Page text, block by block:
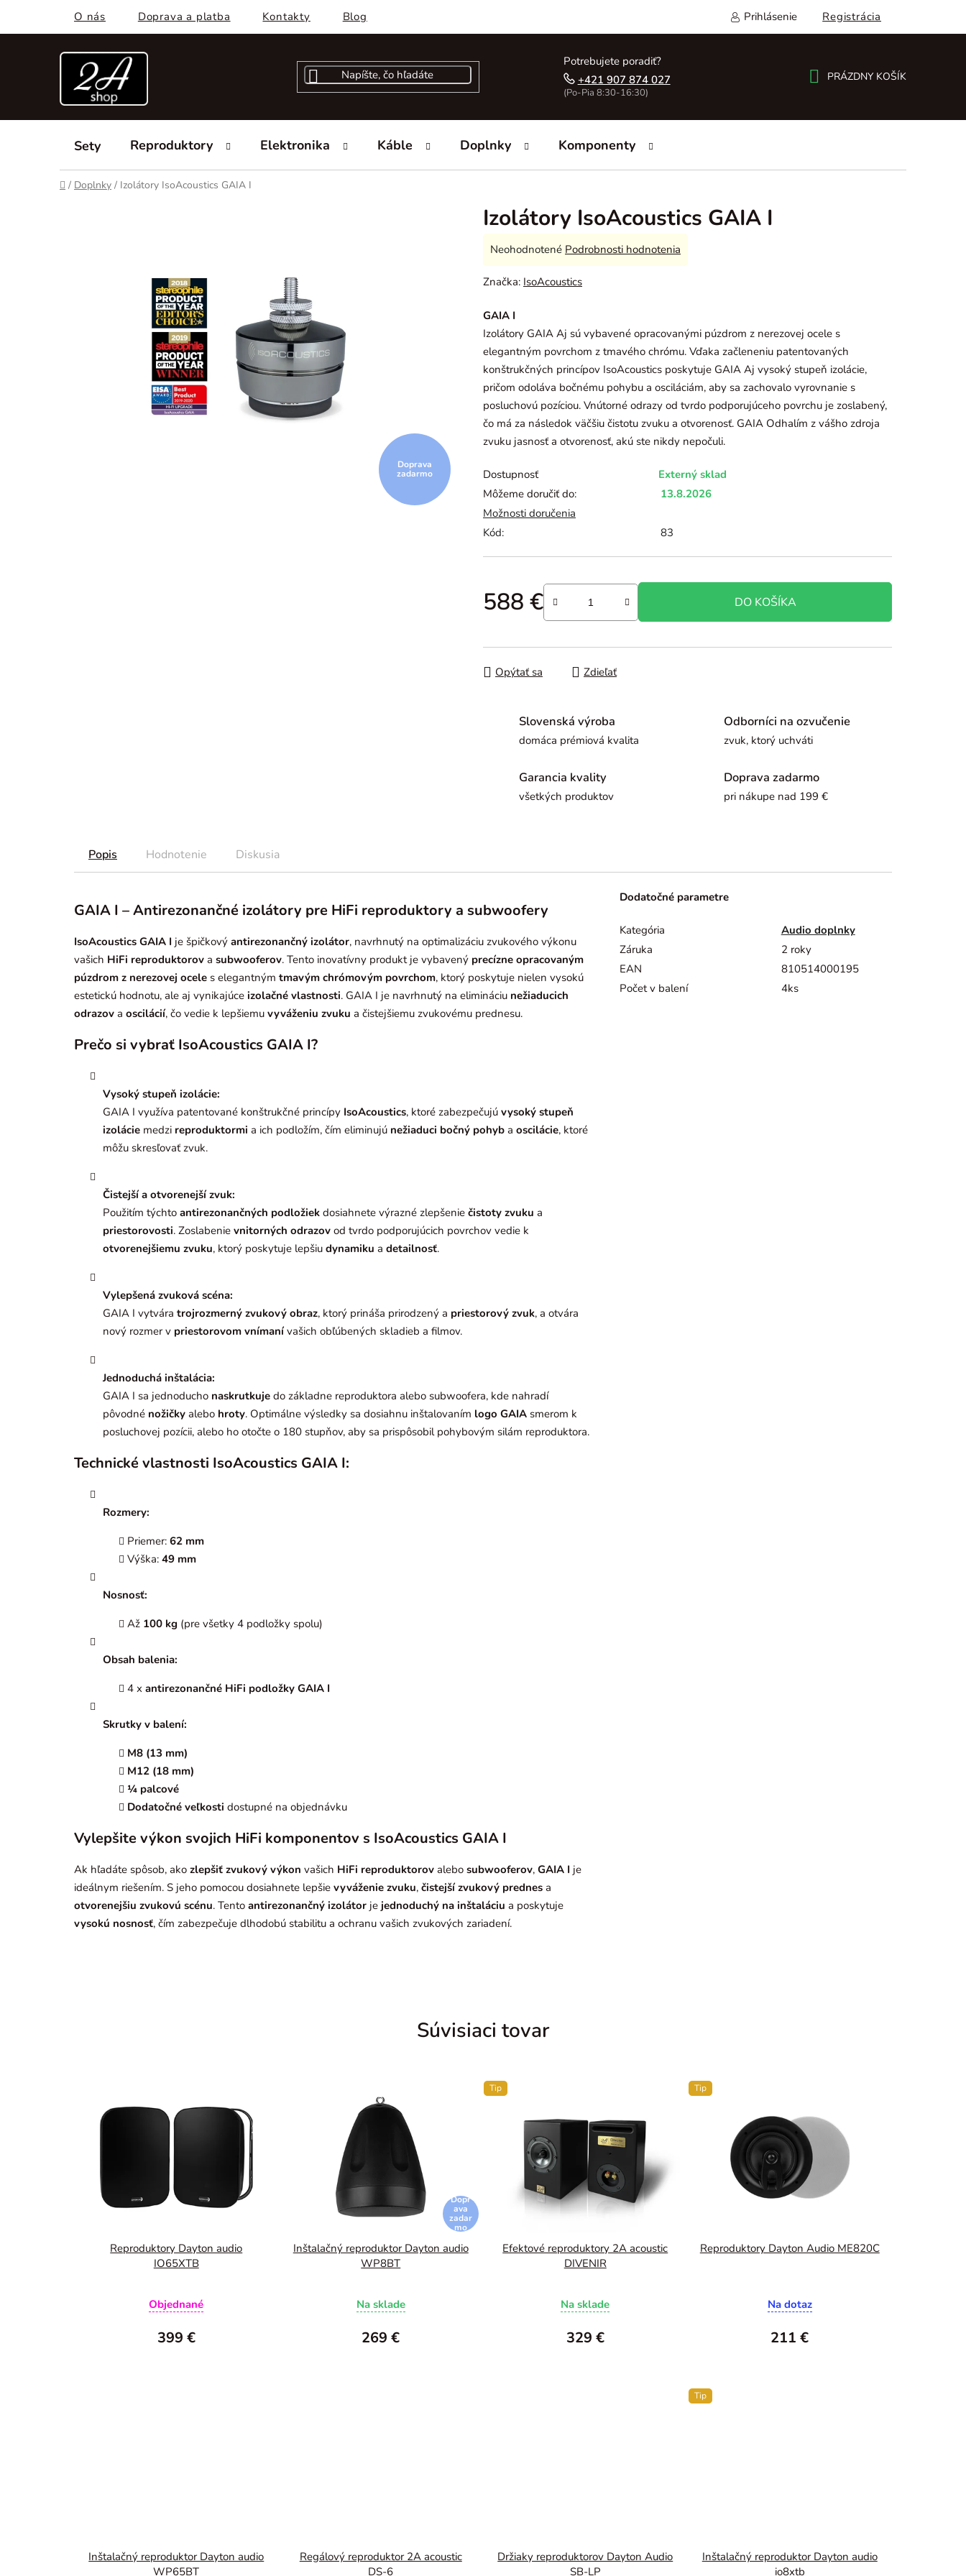
obsah
O nás Doprava a platba Kontakty Blog Prihlásenie Registrácia
Potrebujete poradiť?
+421 907 874 027
(Po-Pia 8:30-16:30)
PRÁZDNY KOŠÍK
Sety Reproduktory Elektronika Káble Doplnky Komponenty
Domov
/ Doplnky / Izolátory IsoAcoustics GAIA I
Izolátory IsoAcoustics GAIA I
Priemerné
produktu
0,0
z
5
hviezdičiek.
Neohodnotené Podrobnosti hodnotenia
Značka: IsoAcoustics
GAIA I
Izolátory GAIA Aj sú vybavené opracovanými púzdrom z nerezovej ocele s
elegantným povrchom z tmavého chrómu. Vďaka začleneniu patentovaných
konštrukčných princípov IsoAcoustics poskytuje GAIA Aj vysoký stupeň izolácie,
pričom odoláva bočnému pohybu a osciláciám, aby sa zachovalo vyrovnanie s
posluchovú pozíciou. Vnútorné odrazy od tvrdo podporujúceho povrchu je zoslabený,
čo má za následok väčšiu čistotu zvuku a otvorenosť. GAIA Odhalím z vášho zdroja
zvuku jasnosť a otvorenosť, akú ste nikdy nepočuli.
Dostupnosť
Externý sklad
Môžeme doručiť do:
13.8.2026
Možnosti doručenia
Kód:
83
588 €
Jednotková cena:
DO KOŠÍKA
Opýtať sa Zdieľať
Slovenská výroba
domáca prémiová kvalita
Odborníci na ozvučenie
zvuk, ktorý uchváti
Garancia kvality
všetkých produktov
Doprava zadarmo
pri nákupe nad 199 €
Doprava
zadarmo
Popis Hodnotenie Diskusia
GAIA I – Antirezonančné izolátory pre HiFi reproduktory a subwoofery
IsoAcoustics GAIA I je špičkový antirezonančný izolátor, navrhnutý na optimalizáciu zvukového výkonu
vašich HiFi reproduktorov a subwooferov. Tento inovatívny produkt je vybavený precízne opracovaným
púzdrom z nerezovej ocele s elegantným tmavým chrómovým povrchom, ktorý poskytuje nielen vysokú
estetickú hodnotu, ale aj vynikajúce izolačné vlastnosti. GAIA I je navrhnutý na elimináciu nežiaducich
odrazov a oscilácií, čo vedie k lepšiemu vyváženiu zvuku a čistejšiemu zvukovému prednesu.
Prečo si vybrať IsoAcoustics GAIA I?
Vysoký stupeň izolácie:
GAIA I využíva patentované konštrukčné princípy IsoAcoustics, ktoré zabezpečujú vysoký stupeň
izolácie medzi reproduktormi a ich podložím, čím eliminujú nežiaduci bočný pohyb a oscilácie, ktoré
môžu skresľovať zvuk.
Čistejší a otvorenejší zvuk:
Použitím týchto antirezonančných podložiek dosiahnete výrazné zlepšenie čistoty zvuku a
priestorovosti. Zoslabenie vnitorných odrazov od tvrdo podporujúcich povrchov vedie k
otvorenejšiemu zvuku, ktorý poskytuje lepšiu dynamiku a detailnosť.
Vylepšená zvuková scéna:
GAIA I vytvára trojrozmerný zvukový obraz, ktorý prináša prirodzený a priestorový zvuk, a otvára
nový rozmer v priestorovom vnímaní vašich obľúbených skladieb a filmov.
Jednoduchá inštalácia:
GAIA I sa jednoducho naskrutkuje do základne reproduktora alebo subwoofera, kde nahradí
pôvodné nožičky alebo hroty. Optimálne výsledky sa dosiahnu inštalovaním logo GAIA smerom k
posluchovej pozícii, alebo ho otočte o 180 stupňov, aby sa prispôsobil pohybovým silám reproduktora.
Technické vlastnosti IsoAcoustics GAIA I:
Rozmery:
Priemer: 62 mm
Výška: 49 mm
Nosnosť:
Až 100 kg (pre všetky 4 podložky spolu)
Obsah balenia:
4 x antirezonančné HiFi podložky GAIA I
Skrutky v balení:
M8 (13 mm)
M12 (18 mm)
¼ palcové
Dodatočné veľkosti dostupné na objednávku
Vylepšite výkon svojich HiFi komponentov s IsoAcoustics GAIA I
Ak hľadáte spôsob, ako zlepšiť zvukový výkon vašich HiFi reproduktorov alebo subwooferov, GAIA I je
ideálnym riešením. S jeho pomocou dosiahnete lepšie vyváženie zvuku, čistejší zvukový prednes a
otvorenejšiu zvukovú scénu. Tento antirezonančný izolátor je jednoduchý na inštaláciu a poskytuje
vysokú nosnosť, čím zabezpečuje dlhodobú stabilitu a ochranu vašich zvukových zariadení.
Dodatočné parametre
Kategória
Audio doplnky
Záruka
2 roky
EAN
810514000195
Počet v balení
4ks
Súvisiaci tovar
Reproduktory Dayton audio
IO65XTB
Objednané
399 €
Dopr
ava
zadar
mo
Inštalačný reproduktor Dayton audio
WP8BT
Na sklade
269 €
Tip
Efektové reproduktory 2A acoustic
DIVENIR
Na sklade
329 €
Tip
Reproduktory Dayton Audio ME820C
Na dotaz
211 €
Inštalačný reproduktor Dayton audio
WP65BT
Regálový reproduktor 2A acoustic
DS-6
Držiaky reproduktorov Dayton Audio
SB-LP
Tip
Inštalačný reproduktor Dayton audio
io8xtb